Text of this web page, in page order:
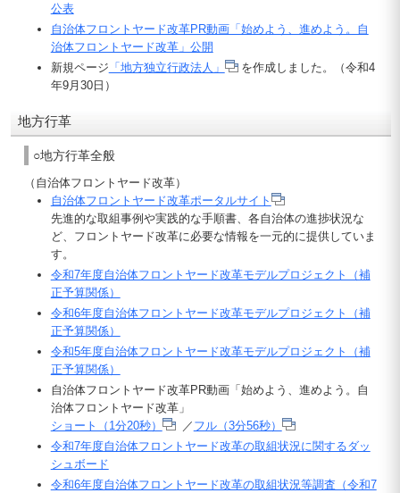
公表
自治体フロントヤード改革PR動画「始めよう、進めよう。自
治体フロントヤード改革」公開
新規ページ 「地方独立行政法人」
を作成しました。（令和4
年9月30日）
地方行革
○地方行革全般
（自治体フロントヤード改革）
自治体フロントヤード改革ポータルサイト
先進的な取組事例や実践的な手順書、各自治体の進捗状況な
ど、フロントヤード改革に必要な情報を一元的に提供していま
す。
令和7年度自治体フロントヤード改革モデルプロジェクト（補
正予算関係）
令和6年度自治体フロントヤード改革モデルプロジェクト（補
正予算関係）
令和5年度自治体フロントヤード改革モデルプロジェクト（補
正予算関係）
自治体フロントヤード改革PR動画「始めよう、進めよう。自
治体フロントヤード改革」
ショート（1分20秒）
／ フル（3分56秒）
令和7年度自治体フロントヤード改革の取組状況に関するダッ
シュボード
令和6年度自治体フロントヤード改革の取組状況等調査（令和7